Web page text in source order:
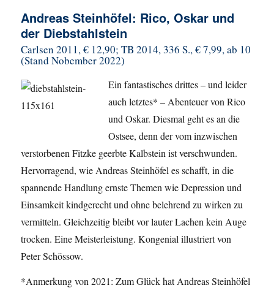
Andreas Steinhöfel: Rico, Oskar und
der Diebstahlstein
Carlsen 2011, € 12,90; TB 2014, 336 S., € 7,99, ab 10
(Stand Nobember 2022)
Ein fantastisches drittes – und leider
auch letztes* – Abenteuer von Rico
und Oskar. Diesmal geht es an die
Ostsee, denn der vom inzwischen
verstorbenen Fitzke geerbte Kalbstein ist verschwunden.
Hervorragend, wie Andreas Steinhöfel es schafft, in die
spannende Handlung ernste Themen wie Depression und
Einsamkeit kindgerecht und ohne belehrend zu wirken zu
vermitteln. Gleichzeitig bleibt vor lauter Lachen kein Auge
trocken. Eine Meisterleistung. Kongenial illustriert von
Peter Schössow.
*Anmerkung von 2021: Zum Glück hat Andreas Steinhöfel